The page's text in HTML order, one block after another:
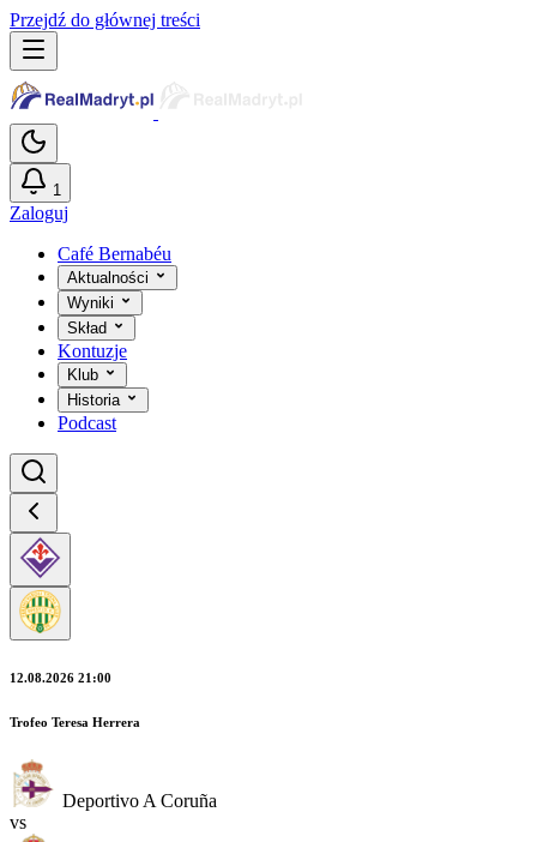
Przejdź do głównej treści
1
Zaloguj
Café Bernabéu
Aktualności
Wyniki
Skład
Kontuzje
Klub
Historia
Podcast
12.08.2026 21:00
Trofeo Teresa Herrera
Deportivo A Coruña
vs